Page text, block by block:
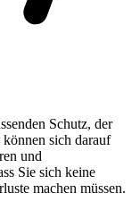
Schutz, der
sich darauf
und
Sie sich keine
machen müssen.